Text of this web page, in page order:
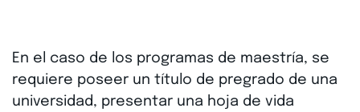
En el caso de los programas de maestría, se
requiere poseer un título de pregrado de una
universidad, presentar una hoja de vida